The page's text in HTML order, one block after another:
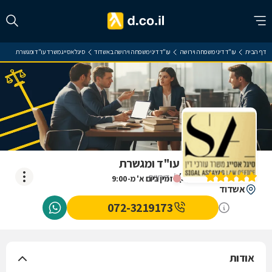
דף הבית עו"ד דיני משפחה וירושה עו"ד דיני משפחה וירושה באשדוד סיגל אסייג משרד עו"ד ומגשרת
זמין ביום א' מ-9:00
סיגל אסייג משרד עו"ד ומגשרת
(
5
)
5דירוגים
אשדוד
072-3219173
אודות